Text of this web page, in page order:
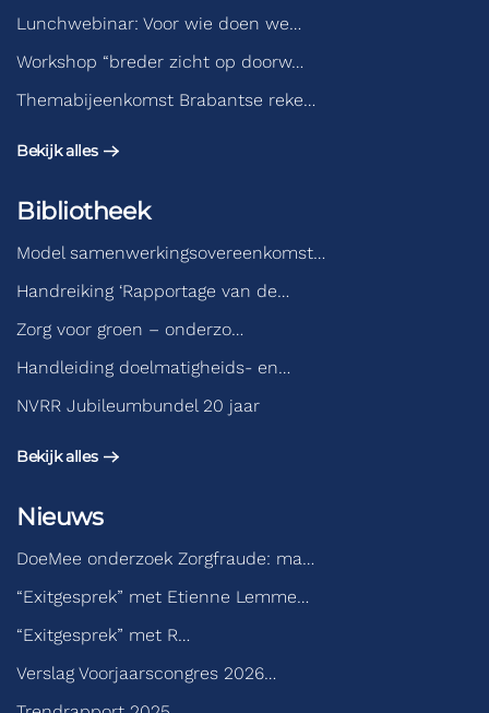
Lunchwebinar: Voor wie doen we…
Workshop “breder zicht op doorw…
Themabijeenkomst Brabantse reke…
Bekijk alles
Bibliotheek
Model samenwerkingsovereenkomst…
Handreiking ‘Rapportage van de…
Zorg voor groen – onderzo…
Handleiding doelmatigheids- en…
NVRR Jubileumbundel 20 jaar
Bekijk alles
Nieuws
DoeMee onderzoek Zorgfraude: ma…
“Exitgesprek” met Etienne Lemme…
“Exitgesprek” met R…
Verslag Voorjaarscongres 2026…